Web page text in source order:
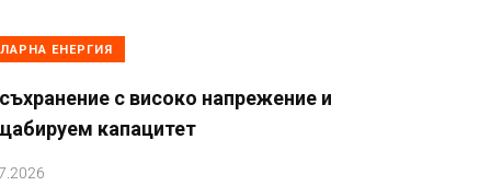
ЕНЕРГИЯ
с високо напрежение и
капацитет